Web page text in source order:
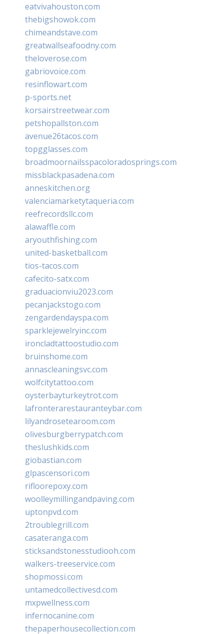
eatvivahouston.com
thebigshowok.com
chimeandstave.com
greatwallseafoodny.com
theloverose.com
gabriovoice.com
resinflowart.com
p-sports.net
korsairstreetwear.com
petshopallston.com
avenue26tacos.com
topgglasses.com
broadmoornailsspacoloradosprings.com
missblackpasadena.com
anneskitchen.org
valenciamarketytaqueria.com
reefrecordsllc.com
alawaffle.com
aryouthfishing.com
united-basketball.com
tios-tacos.com
cafecito-satx.com
graduacionviu2023.com
pecanjackstogo.com
zengardendayspa.com
sparklejewelryinc.com
ironcladtattoostudio.com
bruinshome.com
annascleaningsvc.com
wolfcitytattoo.com
oysterbayturkeytrot.com
lafronterarestauranteybar.com
lilyandrosetearoom.com
olivesburgberrypatch.com
theslushkids.com
giobastian.com
glpascensori.com
rifloorepoxy.com
woolleymillingandpaving.com
uptonpvd.com
2troublegrill.com
casateranga.com
sticksandstonesstudiooh.com
walkers-treeservice.com
shopmossi.com
untamedcollectivesd.com
mxpwellness.com
infernocanine.com
thepaperhousecollection.com